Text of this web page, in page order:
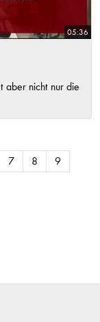
05:36
aber nicht nur die
7 8
9